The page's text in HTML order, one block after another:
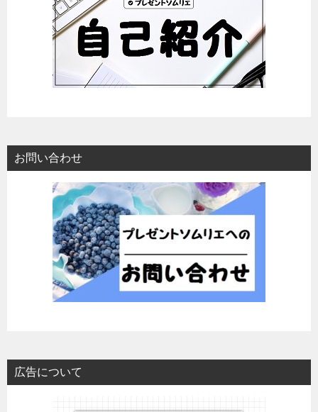
お問い合わせ
広告について